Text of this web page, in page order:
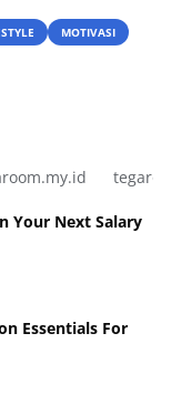
MOTIVASI
Your Next Salary
Essentials For